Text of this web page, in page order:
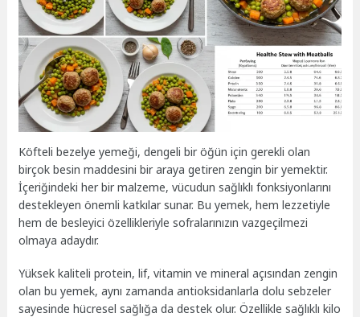
Köfteli bezelye yemeği, dengeli bir öğün için gerekli olan
birçok besin maddesini bir araya getiren zengin bir yemektir.
İçeriğindeki her bir malzeme, vücudun sağlıklı fonksiyonlarını
destekleyen önemli katkılar sunar. Bu yemek, hem lezzetiyle
hem de besleyici özellikleriyle sofralarınızın vazgeçilmezi
olmaya adaydır.
Yüksek kaliteli protein, lif, vitamin ve mineral açısından zengin
olan bu yemek, aynı zamanda antioksidanlarla dolu sebzeler
sayesinde hücresel sağlığa da destek olur. Özellikle sağlıklı kilo